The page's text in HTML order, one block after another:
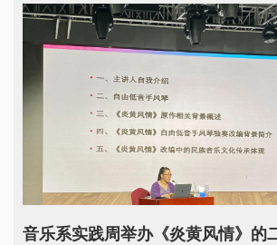
音乐系实践周举办《炎黄风情》